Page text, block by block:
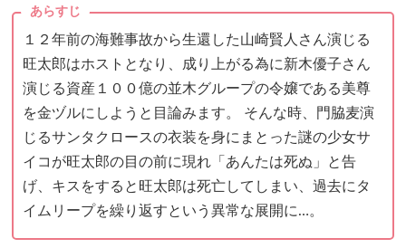
あらすじ
１２年前の海難事故から生還した山崎賢人さん演じる
旺太郎はホストとなり、成り上がる為に新木優子さん
演じる資産１００億の並木グループの令嬢である美尊
を金ヅルにしようと目論みます。 そんな時、門脇麦演
じるサンタクロースの衣装を身にまとった謎の少女サ
イコが旺太郎の目の前に現れ「あんたは死ぬ」と告
げ、キスをすると旺太郎は死亡してしまい、過去にタ
イムリープを繰り返すという異常な展開に…。